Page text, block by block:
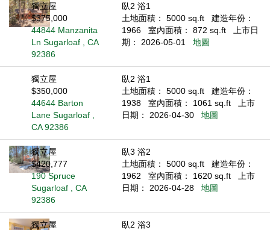
獨立屋
$375,000
44844 Manzanita
Ln Sugarloaf , CA
92386
臥2 浴1
土地面積： 5000 sq.ft
建造年份：
1966
室內面積： 872 sq.ft
上市日
期： 2026-05-01
地圖
獨立屋
$350,000
44644 Barton
Lane Sugarloaf ,
CA 92386
臥2 浴1
土地面積： 5000 sq.ft
建造年份：
1938
室內面積： 1061 sq.ft
上市
日期： 2026-04-30
地圖
獨立屋
$420,777
190 Spruce
Sugarloaf , CA
92386
臥3 浴2
土地面積： 5000 sq.ft
建造年份：
1962
室內面積： 1620 sq.ft
上市
日期： 2026-04-28
地圖
獨立屋
臥2 浴3